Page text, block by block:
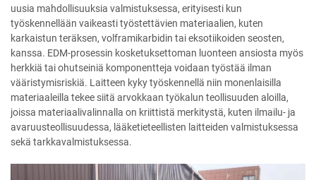
uusia mahdollisuuksia valmistuksessa, erityisesti kun
työskennellään vaikeasti työstettävien materiaalien, kuten
karkaistun teräksen, volframikarbidin tai eksotiikoiden seosten,
kanssa. EDM-prosessin kosketuksettoman luonteen ansiosta myös
herkkiä tai ohutseiniä komponentteja voidaan työstää ilman
vääristymisriskiä. Laitteen kyky työskennellä niin monenlaisilla
materiaaleilla tekee siitä arvokkaan työkalun teollisuuden aloilla,
joissa materiaalivalinnalla on kriittistä merkitystä, kuten ilmailu- ja
avaruusteollisuudessa, lääketieteellisten laitteiden valmistuksessa
sekä tarkkavalmistuksessa.